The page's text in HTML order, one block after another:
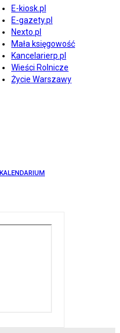
E-kiosk.pl
E-gazety.pl
Nexto.pl
Mała księgowość
Kancelarierp.pl
Wieści Rolnicze
Życie Warszawy
KALENDARIUM